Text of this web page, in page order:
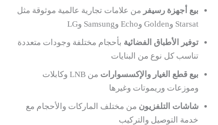
بيع أجهزة رسيفر من علامات تجارية عالمية موثوقة مثل
Starsat وGolden وEcho وSamsung وLG
توفير الأطباق الفضائية بأحجام مختلفة وجودات متعددة
تناسب كل نوع من البنايات
بيع قطع الغيار والإكسسوارات
من LNB وكابلات
وموزعات وريموتات وغيرها
شاشات التلفزيون من مختلف الماركات والأحجام مع
خدمة التوصيل والتركيب